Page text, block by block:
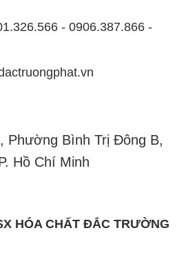
- 0906.387.866 -
Phường Bình Trị Đông B,
Hồ Chí Minh
HÓA CHẤT ĐẮC TRƯỜNG